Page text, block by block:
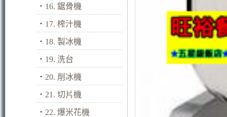
． 16. 鋸骨機
． 17. 榨汁機
． 18. 製冰機
． 19. 洗台
． 20. 削冰機
． 21. 切片機
． 22. 爆米花機